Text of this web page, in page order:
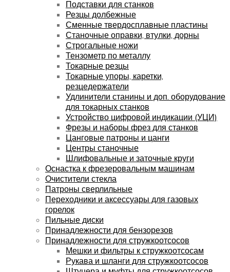
Подставки для станков
Резцы долбежные
Сменные твердосплавные пластины
Станочные оправки, втулки, дорны
Строгальные ножи
Тензометр по металлу
Токарные резцы
Токарные упоры, каретки,
резцедержатели
Удлинители станины и доп. оборудование
для токарных станков
Устройство цифровой индикации (УЦИ)
Фрезы и наборы фрез для станков
Цанговые патроны и цанги
Центры станочные
Шлифовальные и заточные круги
Оснастка к фрезеровальным машинам
Очистители стекла
Патроны сверлильные
Переходники и аксессуары для газовых
горелок
Пильные диски
Принадлежности для бензорезов
Принадлежности для стружкоотсосов
Мешки и фильтры к стружкоотсосам
Рукава и шланги для стружкоотсосов